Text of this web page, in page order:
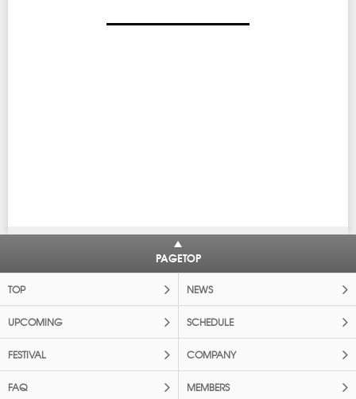
PAGETOP
TOP NEWS
UPCOMING SCHEDULE
FESTIVAL COMPANY
FAQ MEMBERS